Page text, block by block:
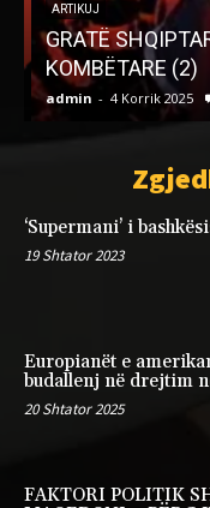
ARTIKUJ
GRATË
KOMBËTARE (2)
admin 4 Korrik 2025
‘Supermani’ i
19 Shtator 2023
Europianët e
budallenj në drejtim
20 Shtator 2025
FAKTORI POLITIK